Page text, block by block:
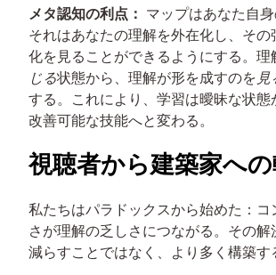
メタ認知の利点： マップはあなた自身
それはあなたの理解を外在化し、その
化を見ることができるようにする。理
じる状態から、理解が形を成すのを 見
する。これにより、学習は曖昧な状態
改善可能な技能へと変わる。
視聴者から建築家へ
私たちはパラドックスから始めた：コ
さが理解の乏しさにつながる。その解
減らすことではなく、より多く構築す